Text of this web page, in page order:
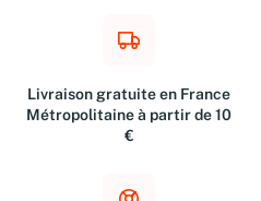
Livraison gratuite en France
Métropolitaine à partir de 10
€